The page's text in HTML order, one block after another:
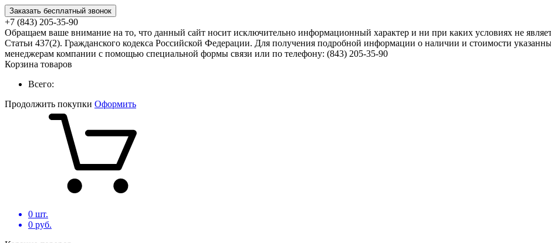
Заказать бесплатный звонок
+7 (843) 205-35-90
Обращаем ваше внимание на то, что данный сайт носит исключительно информационный характер и ни при каких условиях не
Статьи 437(2). Гражданского кодекса Российской Федерации. Для получения подробной информации о наличии и стоимости
менеджерам компании с помощью специальной формы связи или по телефону: (843) 205-35-90
Корзина товаров
Всего:
Продолжить покупки Оформить
0 шт.
0 руб.